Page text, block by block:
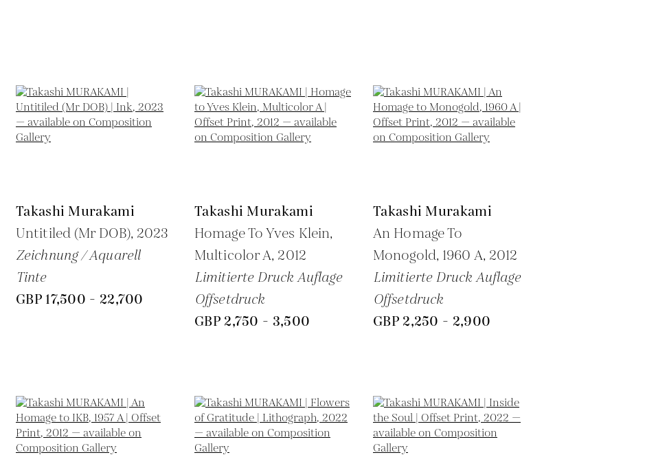
Takashi Murakami
Untitiled (Mr DOB), 2023
Zeichnung / Aquarell
Tinte
GBP 17,500 - 22,700
Takashi Murakami
Homage To Yves Klein,
Multicolor A, 2012
Limitierte Druck Auflage
Offsetdruck
GBP 2,750 - 3,500
Takashi Murakami
An Homage To
Monogold, 1960 A, 2012
Limitierte Druck Auflage
Offsetdruck
GBP 2,250 - 2,900